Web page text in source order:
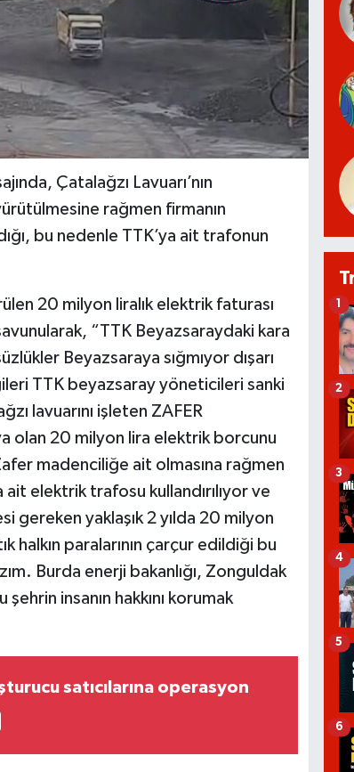
Çatalağzı Lavuarı’nın
rağmen firmanın
bu nedenle TTK’ya ait trafonun
20 milyon liralık elektrik faturası
“TTK Beyazsaraydaki kara
Beyazsaraya sığmıyor dışarı
TTK beyazsaray yöneticileri sanki
lavuarını işleten ZAFER
olan 20 milyon lira elektrik borcunu
madenciliğe ait olmasına rağmen
elektrik trafosu kullandırılıyor ve
gereken yaklaşık 2 yılda 20 milyon
halkın paralarının çarçur edildiği bu
Burda enerji bakanlığı, Zonguldak
insanın hakkını korumak
satıcılarına operasyon
1
2
3
4
5
6